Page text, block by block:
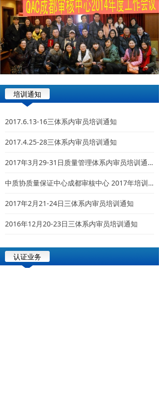
培训通知
2017.6.13-16三体系内审员培训通知
2017.4.25-28三体系内审员培训通知
2017年3月29-31日质量管理体系内审员培训通知
中质协质量保证中心成都审核中心 2017年培训计划（上半年）
2017年2月21-24日三体系内审员培训通知
2016年12月20-23日三体系内审员培训通知
认证业务